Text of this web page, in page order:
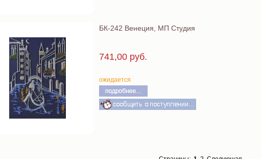
БК-242 Венеция, МП Студия
741,00 руб.
ожидается